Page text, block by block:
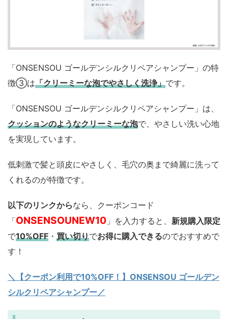
「ONSENSOU ゴールデンシルクリペアシャンプー」の特
徴③は「クリーミーな泡でやさしく洗浄」です。
「ONSENSOU ゴールデンシルクリペアシャンプー」は、
クッションのようなクリーミーな泡で、やさしい洗い心地
を実現しています。
低刺激で髪と頭皮にやさしく、毛穴の奥まで綺麗に洗って
くれるのが特徴です。
以下のリンクからなら、クーポンコード
「ONSENSOUNEW10 」を入力すると、 新規購入限定
で10%OFF ・ 買い切りでお得に購入できるのでおすすめで
す！
＼【クーポン利用で10%OFF！】ONSENSOU ゴールデン
シルクリペアシャンプー／